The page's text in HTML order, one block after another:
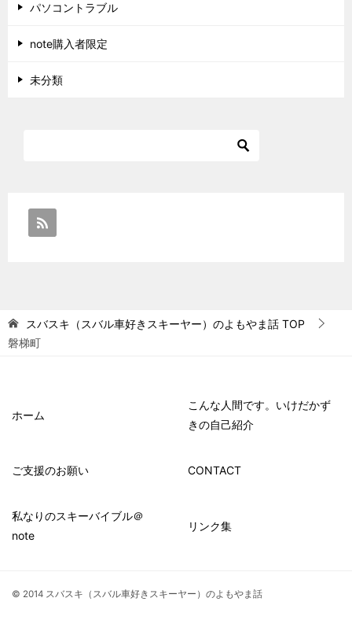
パソコントラブル
note購入者限定
未分類
スバスキ（スバル車好きスキーヤー）のよもやま話 TOP
磐梯町
ホーム
こんな人間です。いけだかず
きの自己紹介
ご支援のお願い CONTACT
私なりのスキーバイブル＠
note
リンク集
© 2014 スバスキ（スバル車好きスキーヤー）のよもやま話